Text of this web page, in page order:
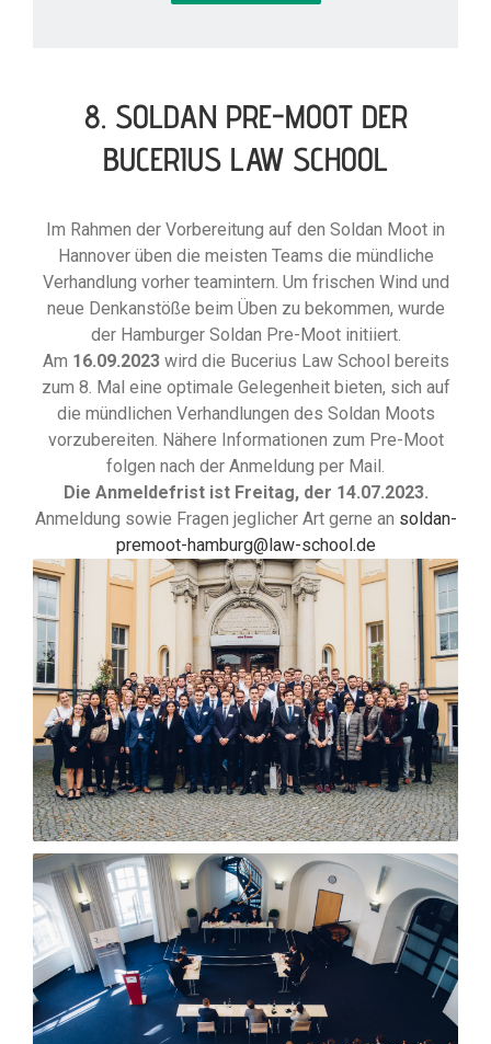
8. SOLDAN PRE-MOOT DER
BUCERIUS LAW SCHOOL
Im Rahmen der Vorbereitung auf den Soldan Moot in
Hannover üben die meisten Teams die mündliche
Verhandlung vorher teamintern. Um frischen Wind und
neue Denkanstöße beim Üben zu bekommen, wurde
der Hamburger Soldan Pre-Moot initiiert.
Am 16.09.2023wird die Bucerius Law School bereits
zum 8. Mal eine optimale Gelegenheit bieten, sich auf
die mündlichen Verhandlungen des Soldan Moots
vorzubereiten. Nähere Informationen zum Pre-Moot
folgen nach der Anmeldung per Mail.
Die Anmeldefrist ist Freitag, der 14.07.2023.
Anmeldung sowie Fragen jeglicher Art gerne an soldan-
premoot-hamburg@law-school.de